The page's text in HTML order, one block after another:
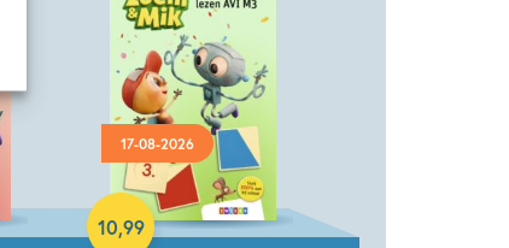
17-08-2026
10,99
Paperback